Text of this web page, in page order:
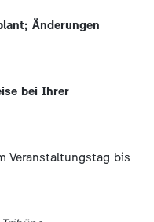
Änderungen
bei Ihrer
Veranstaltungstag bis